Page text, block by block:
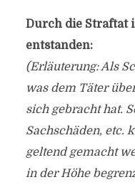
Durch die Straftat
entstanden:
(Erläuterung: Als
was dem Täter
sich gebracht hat.
Sachschäden, etc.
geltend gemacht
in der Höhe